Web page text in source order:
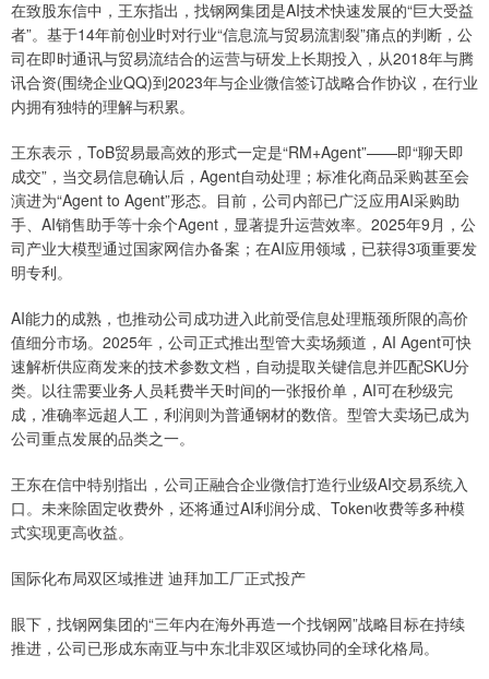
在致股东信中，王东指出，找钢网集团是AI技术快速发展的“巨大受益
者”。基于14年前创业时对行业“信息流与贸易流割裂”痛点的判断，公
司在即时通讯与贸易流结合的运营与研发上长期投入，从2018年与腾
讯合资(围绕企业QQ)到2023年与企业微信签订战略合作协议，在行业
内拥有独特的理解与积累。
王东表示，ToB贸易最高效的形式一定是“RM+Agent”——即“聊天即
成交”，当交易信息确认后，Agent自动处理；标准化商品采购甚至会
演进为“Agent to Agent”形态。目前，公司内部已广泛应用AI采购助
手、AI销售助手等十余个Agent，显著提升运营效率。2025年9月，公
司产业大模型通过国家网信办备案；在AI应用领域，已获得3项重要发
明专利。
AI能力的成熟，也推动公司成功进入此前受信息处理瓶颈所限的高价
值细分市场。2025年，公司正式推出型管大卖场频道，AI Agent可快
速解析供应商发来的技术参数文档，自动提取关键信息并匹配SKU分
类。以往需要业务人员耗费半天时间的一张报价单，AI可在秒级完
成，准确率远超人工，利润则为普通钢材的数倍。型管大卖场已成为
公司重点发展的品类之一。
王东在信中特别指出，公司正融合企业微信打造行业级AI交易系统入
口。未来除固定收费外，还将通过AI利润分成、Token收费等多种模
式实现更高收益。
国际化布局双区域推进 迪拜加工厂正式投产
眼下，找钢网集团的“三年内在海外再造一个找钢网”战略目标在持续
推进，公司已形成东南亚与中东北非双区域协同的全球化格局。